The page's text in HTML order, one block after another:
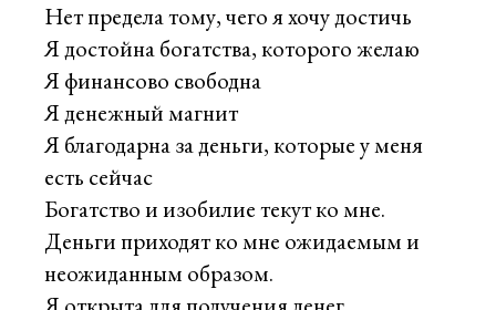
Нет предела тому, чего я хочу достичь
Я достойна богатства, которого желаю
Я финансово свободна
Я денежный магнит
Я благодарна за деньги, которые у меня
есть сейчас
Богатство и изобилие текут ко мне.
Деньги приходят ко мне ожидаемым и
неожиданным образом.